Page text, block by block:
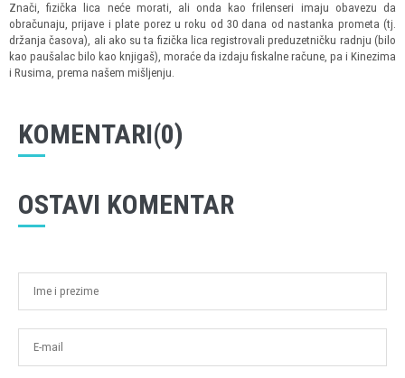
Znači, fizička lica neće morati, ali onda kao frilenseri imaju obavezu da
obračunaju, prijave i plate porez u roku od 30 dana od nastanka prometa (tj.
držanja časova), ali ako su ta fizička lica registrovali preduzetničku radnju (bilo
kao paušalac bilo kao knjigaš), moraće da izdaju fiskalne račune, pa i Kinezima
i Rusima, prema našem mišljenju.
KOMENTARI(0)
OSTAVI KOMENTAR